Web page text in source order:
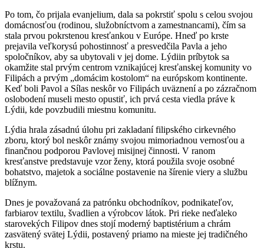
Po tom, čo prijala evanjelium, dala sa pokrstiť spolu s celou svojou
domácnosťou (rodinou, služobníctvom a zamestnancami), čím sa
stala prvou pokrstenou kresťankou v Európe. Hneď po krste
prejavila veľkorysú pohostinnosť a presvedčila Pavla a jeho
spoločníkov, aby sa ubytovali v jej dome. Lýdiin príbytok sa
okamžite stal prvým centrom vznikajúcej kresťanskej komunity vo
Filipách a prvým „domácim kostolom“ na európskom kontinente.
Keď boli Pavol a Sílas neskôr vo Filipách uväznení a po zázračnom
oslobodení museli mesto opustiť, ich prvá cesta viedla práve k
Lýdii, kde povzbudili miestnu komunitu.
Lýdia hrala zásadnú úlohu pri zakladaní filipského cirkevného
zboru, ktorý bol neskôr známy svojou mimoriadnou vernosťou a
finančnou podporou Pavlovej misijnej činnosti. V ranom
kresťanstve predstavuje vzor ženy, ktorá použila svoje osobné
bohatstvo, majetok a sociálne postavenie na šírenie viery a službu
blížnym.
Dnes je považovaná za patrónku obchodníkov, podnikateľov,
farbiarov textilu, švadlien a výrobcov látok. Pri rieke neďaleko
starovekých Filipov dnes stojí moderný baptistérium a chrám
zasvätený svätej Lýdii, postavený priamo na mieste jej tradičného
krstu.